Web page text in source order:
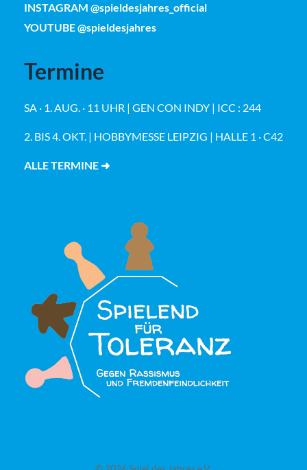
INSTAGRAM @spieldesjahres_official
YOUTUBE @spieldesjahres
Termine
SA · 1. AUG. · 11 UHR | GEN CON INDY | ICC : 244
2. BIS 4. OKT. | HOBBYMESSE LEIPZIG | HALLE 1 · C42
ALLE TERMINE ➜